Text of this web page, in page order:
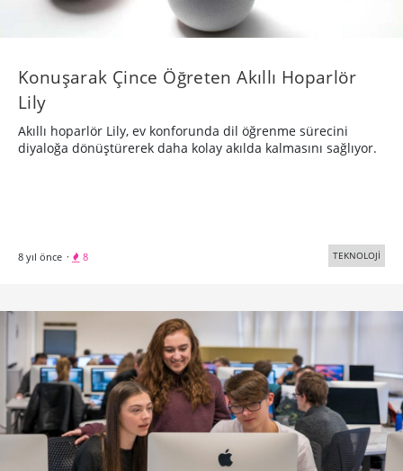
Konuşarak Çince Öğreten Akıllı Hoparlör
Lily
Akıllı hoparlör Lily, ev konforunda dil öğrenme sürecini
diyaloğa dönüştürerek daha kolay akılda kalmasını sağlıyor.
8 yıl önce · 8 TEKNOLOJİ